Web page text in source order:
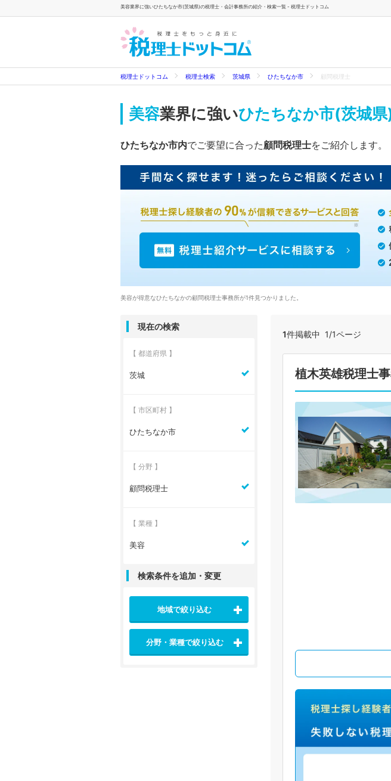
美容業界に強いひたちなか市(茨城県)の税理士・会計事務所の紹介・検索一覧 - 税理士ドットコム
税理士ドットコム 税理士検索 茨城県 ひたちなか市 顧問税理士
美容業界に強いひたちなか市(茨城県
ひたちなか市内でご要望に合った顧問税理士をご紹介します。
美容が得意なひたちなかの顧問税理士事務所が1件見つかりました。
1件掲載中 1/1ページ
植木英雄税理士
現在の検索
【 都道府県 】
茨城
【 市区町村 】
ひたちなか市
【 分野 】
顧問税理士
【 業種 】
美容
検索条件を追加・変更
地域で絞り込む
分野・業種で絞り込む